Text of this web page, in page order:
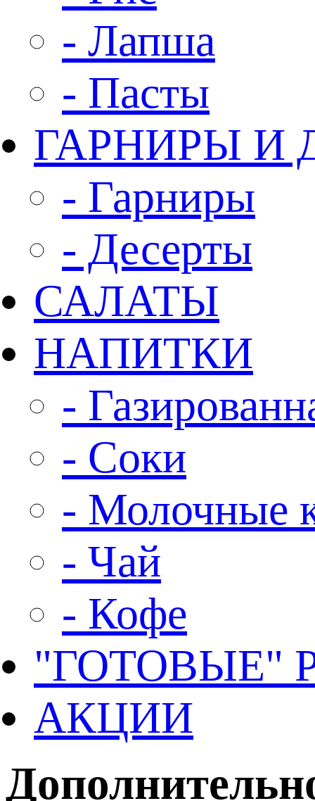
- Лапша
- Пасты
ГАРНИРЫ И
- Гарниры
- Десерты
САЛАТЫ
НАПИТКИ
-
- Соки
- Молочные
- Чай
- Кофе
"ГОТОВЫЕ"
АКЦИИ